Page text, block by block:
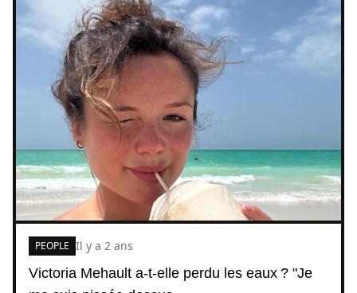
Victoria Mehault a-t-elle perdu les eaux ? "Je
PEOPLE Il y a 2 ans